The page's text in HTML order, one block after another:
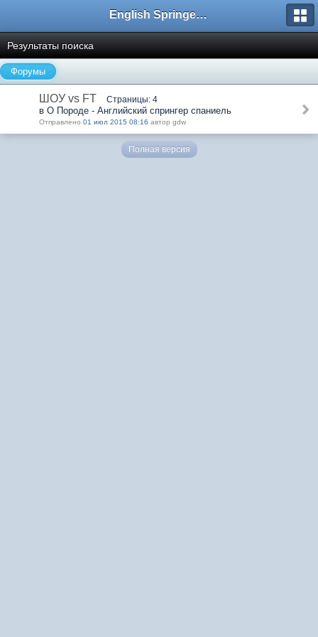
English Springer Spaniel Club
Результаты поиска
Форумы
ШОУ vs FT Страницы: 4
в О Породе - Английский спрингер спаниель
Отправлено 01 июл 2015 08:16 автор gdw
Полная версия